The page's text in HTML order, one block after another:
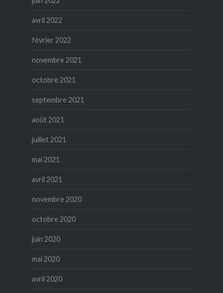
avril 2022
février 2022
novembre 2021
octobre 2021
septembre 2021
août 2021
juillet 2021
mai 2021
avril 2021
novembre 2020
octobre 2020
juin 2020
mai 2020
avril 2020